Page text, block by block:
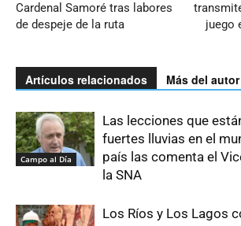
Cardenal Samoré tras labores
de despeje de la ruta
juego
Artículos relacionados Más del autor
Campo al Día
Las lecciones que
fuertes lluvias en el
país las comenta el
la SNA
Los Ríos y Los Lagos